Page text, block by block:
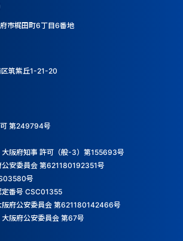
市梶田町6丁目6番地
筑紫丘1-21-20
第249794号
大阪府知事 許可（般-3）第155693号
安委員会 第621180192351号
号
定番号 CSC01355
阪府公安委員会 第621180142466号
阪府公安委員会 第67号